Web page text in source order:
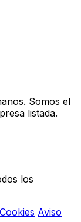
Somos el
listada.
los
Cookies Aviso